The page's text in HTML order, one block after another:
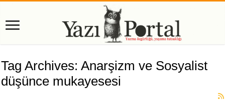
Tag Archives:Anarşizm ve Sosyalist
düşünce mukayesesi